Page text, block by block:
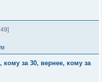
кому за 30, вернее, кому за